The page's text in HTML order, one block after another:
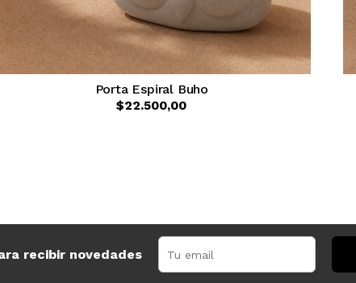
Porta Espiral Buho
$22.500,00
recibir novedades